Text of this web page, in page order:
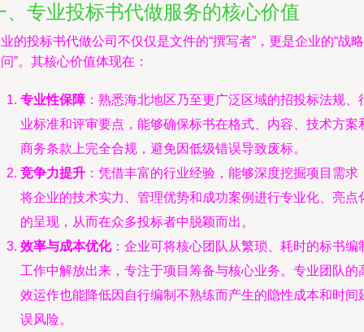
、专业投标书代做服务的核心价值
的投标书代做公司不仅仅是文件的“撰写者”，更是企业的“战略
”。其核心价值体现在：
专业性保障：熟悉海北地区乃至更广泛区域的招投标法规、
业标准和评审要点，能够确保标书在格式、内容、技术方案
商务条款上完全合规，避免因低级错误导致废标。
竞争力提升 ：凭借丰富的行业经验，能够深度挖掘项目需求
将企业的技术实力、管理优势和成功案例进行专业化、亮点
的呈现，从而在众多投标者中脱颖而出。
效率与成本优化：企业可将核心团队从繁琐、耗时的标书编
工作中解放出来，专注于项目筹备与核心业务。专业团队的
效运作也能降低因自行编制不熟练而产生的隐性成本和时间
误风险。